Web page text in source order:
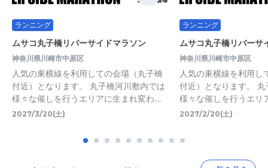
ランニング
ムサコ丸子橋リバーサイドマラソン
神奈川県川崎市中原区
人気の東横線を利用しての会場（丸子橋
付近）となります。 丸子橋河川敷内では
様々な催しを行うエリアに生まれ変わ…
2027/3/20(土)
ランニング
ムサコ丸子橋リバーサ
神奈川県川崎市中原区
人気の東横線を利用し
付近）となります。
様々な催しを行うエリ
2027/2/20(土)